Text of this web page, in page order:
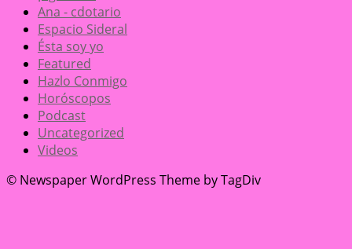
Ana - cdotario
Espacio Sideral
Ésta soy yo
Featured
Hazlo Conmigo
Horóscopos
Podcast
Uncategorized
Videos
© Newspaper WordPress Theme by TagDiv